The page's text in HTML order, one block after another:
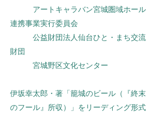
アートキャラバン宮城圏域ホール
連携事業実行委員会
公益財団法人仙台ひと・まち交流
財団
宮城野区文化センター
伊坂幸太郎・著「籠城のビール（『終末
のフール』所収）」をリーディング形式